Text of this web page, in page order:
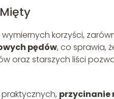
korzyści,
pędów, co sprawia,
oraz starszych liści
przycinanie